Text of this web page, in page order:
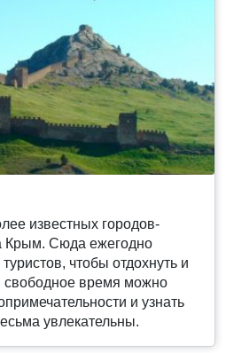
известных городов-
Крым. Сюда ежегодно
чтобы отдохнуть и
свободное время можно
и узнать
увлекательны.